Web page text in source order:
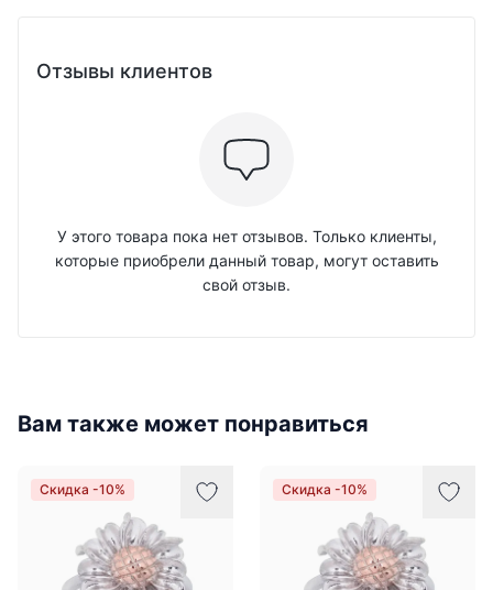
Отзывы клиентов
У этого товара пока нет отзывов. Только клиенты,
которые приобрели данный товар, могут оставить
свой отзыв.
Вам также может понравиться
Скидка -10% Скидка -10%